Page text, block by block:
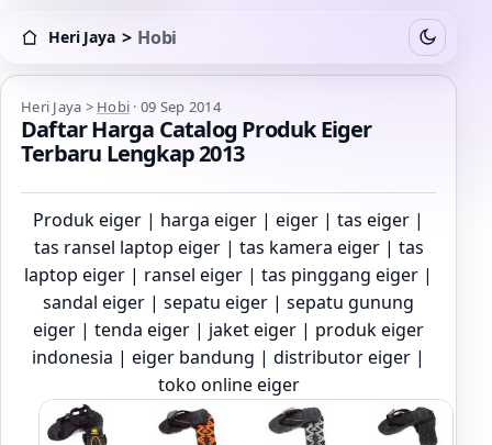
Heri Jaya > Hobi
Heri Jaya > Hobi Switch to
Heri Jaya > Hobi · 09 Sep 2014
Daftar Harga Catalog Produk Eiger
Terbaru Lengkap 2013
Produk eiger | harga eiger | eiger | tas eiger |
tas ransel laptop eiger | tas kamera eiger | tas
laptop eiger | ransel eiger | tas pinggang eiger |
sandal eiger | sepatu eiger | sepatu gunung
eiger | tenda eiger | jaket eiger | produk eiger
indonesia | eiger bandung | distributor eiger |
toko online eiger